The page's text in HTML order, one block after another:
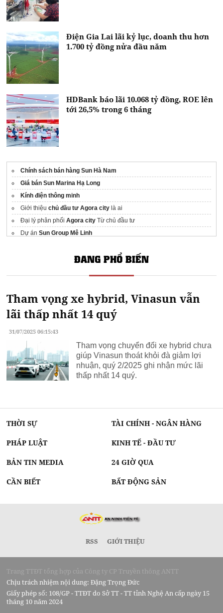
Điện Gia Lai lãi kỷ lục, doanh thu hơn
1.700 tỷ đồng nửa đầu năm
HDBank báo lãi 10.068 tỷ đồng, ROE lên
tới 26,5% trong 6 tháng
Chính sách bán hàng Sun Hà Nam
Giá bán Sun Marina Hạ Long
Kính điện thông minh
Giới thiệuchủ đầu tư Agora city là ai
Đại lý phân phốiAgora city Từ chủ đầu tư
Dự ánSun Group Mê Linh
Giá xây nhà trọn gói TPHCMĐANG PHỔ BIẾN
Tham vọng xe hybrid, Vinasun vẫn
lãi thấp nhất 14 quý
31/07/2025 06:15:43
Tham vọng chuyển đổi xe hybrid chưa
giúp Vinasun thoát khỏi đà giảm lợi
nhuận, quý 2/2025 ghi nhận mức lãi
thấp nhất 14 quý.
THỜI SỰ TÀI CHÍNH - NGÂN HÀNG
PHÁP LUẬT KINH TẾ - ĐẦU TƯ
BẢN TIN MEDIA 24 GIỜ QUA
CẦN BIẾT BẤT ĐỘNG SẢN
RSS GIỚI THIỆU
Trang TTĐT tổng hợp của Công ty CP Truyền thông ANTT
Chịu trách nhiệm nội dung: Đặng Trọng Đức
Giấy phép số: 108/GP - TTĐT do Sở TT - TT tỉnh Nghệ An cấp ngày 15
tháng 10 năm 2024